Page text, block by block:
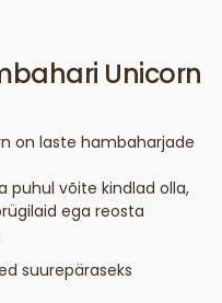
Unicorn
on laste hambaharjade
puhul võite kindlad olla,
ega reosta
suurepäraseks